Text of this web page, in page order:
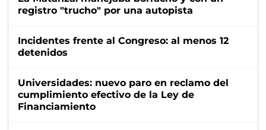
registro "trucho" por una autopista
Incidentes frente al Congreso: al menos 12
detenidos
Universidades: nuevo paro en reclamo del
cumplimiento efectivo de la Ley de
Financiamiento